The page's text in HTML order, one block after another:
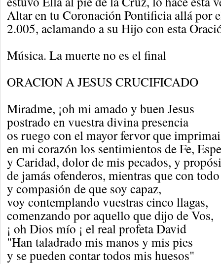
Altar en tu Coronación Pontificia allá por
2.005, aclamando a su Hijo con esta
Música. La muerte no es el final
ORACION A JESUS CRUCIFICADO
Miradme, ¡oh mi amado y buen Jesus
postrado en vuestra divina presencia
os ruego con el mayor fervor que
en mi corazón los sentimientos de Fe,
y Caridad, dolor de mis pecados, y
de jamás ofenderos, mientras que con
y compasión de que soy capaz,
voy contemplando vuestras cinco llagas,
comenzando por aquello que dijo de Vos,
¡ oh Dios mío ¡ el real profeta David
"Han taladrado mis manos y mis pies
y se pueden contar todos mis huesos"